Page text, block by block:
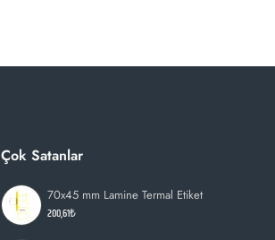
Çok Satanlar
70x45 mm Lamine Termal Etiket
200,61₺